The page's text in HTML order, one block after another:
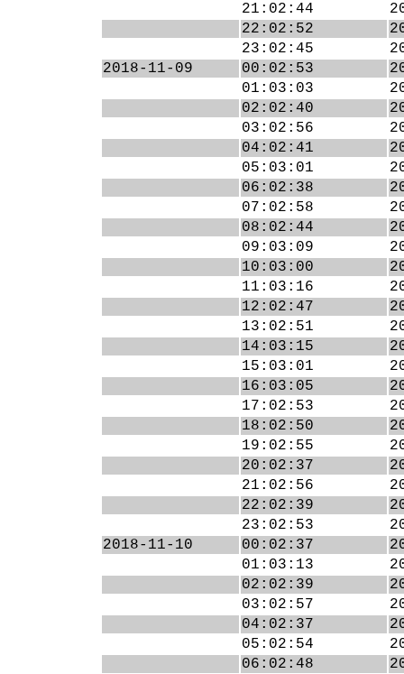
21:02:44
22:02:52
23:02:45
2018-11-09
00:02:53
01:03:03
02:02:40
03:02:56
04:02:41
05:03:01
06:02:38
07:02:58
08:02:44
09:03:09
10:03:00
11:03:16
12:02:47
13:02:51
14:03:15
15:03:01
16:03:05
17:02:53
18:02:50
19:02:55
20:02:37
21:02:56
22:02:39
23:02:53
2018-11-10
00:02:37
01:03:13
02:02:39
03:02:57
04:02:37
05:02:54
06:02:48